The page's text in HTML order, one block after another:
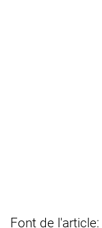
Font de l'article: